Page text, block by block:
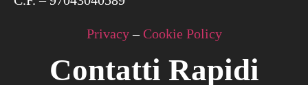
Privacy–Cookie Policy
Contatti Rapidi